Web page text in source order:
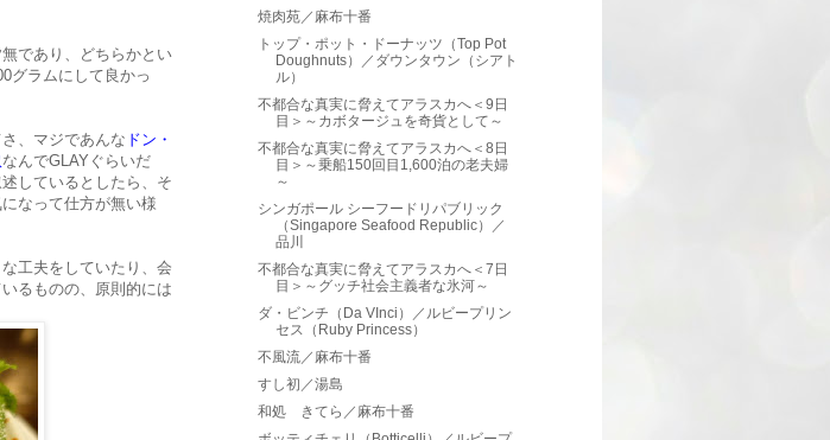
であり、どちらかとい
グラムにして良かっ
、マジであんな ドン・
なんでGLAYぐらいだ
しているとしたら、そ
なって仕方が無い様
工夫をしていたり、会
るものの、原則的には
焼肉苑／麻布十番
トップ・ポット・ドーナッツ（Top Pot
Doughnuts）／ダウンタウン（シアト
ル）
不都合な真実に脅えてアラスカへ＜9日
目＞～カボタージュを奇貨として～
不都合な真実に脅えてアラスカへ＜8日
目＞～乗船150回目1,600泊の老夫婦
～
シンガポール シーフードリパブリック
（Singapore Seafood Republic）／
品川
不都合な真実に脅えてアラスカへ＜7日
目＞～グッチ社会主義者な氷河～
ダ・ビンチ（Da VInci）／ルビープリン
セス（Ruby Princess）
不風流／麻布十番
すし初／湯島
和処 きてら／麻布十番